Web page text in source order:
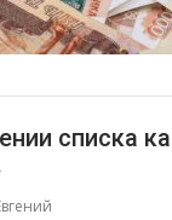
списка